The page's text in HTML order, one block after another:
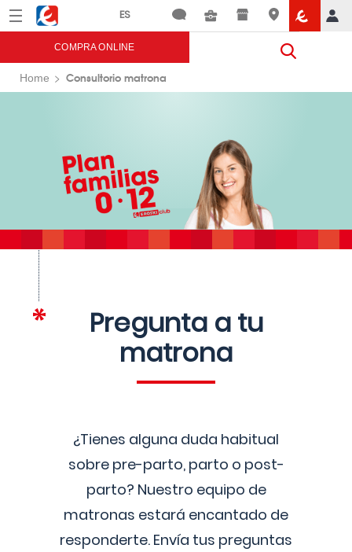
Menú Eroski
COMPRA ONLINE
Home Consultorio matrona
Pregunta a tu
matrona
¿Tienes alguna duda habitual
sobre pre-parto, parto o post-
parto? Nuestro equipo de
matronas estará encantado de
responderte. Envía tus preguntas